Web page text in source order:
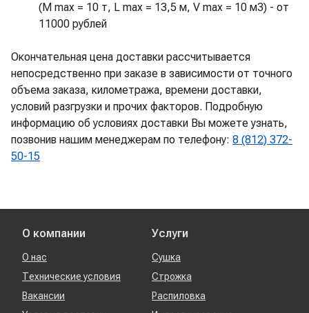
(M max = 10 т, L max = 13,5 м, V max = 10 м3) - от
11000 рублей
Окончательная цена доставки рассчитывается
непосредственно при заказе в зависимости от точного
объема заказа, километража, времени доставки,
условий разгрузки и прочих факторов. Подробную
информацию об условиях доставки Вы можете узнать,
позвонив нашим менеджерам по телефону: 8 (812) 372-
50-15
О компании
О нас
Технические условия
Вакансии
Услуги
Сушка
Строжка
Распиловка